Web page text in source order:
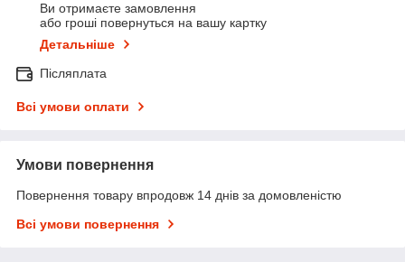
Ви отримаєте замовлення
або гроші повернуться на вашу картку
Детальніше
Післяплата
Всі умови оплати
Умови повернення
Повернення товару впродовж 14 днів за домовленістю
Всі умови повернення